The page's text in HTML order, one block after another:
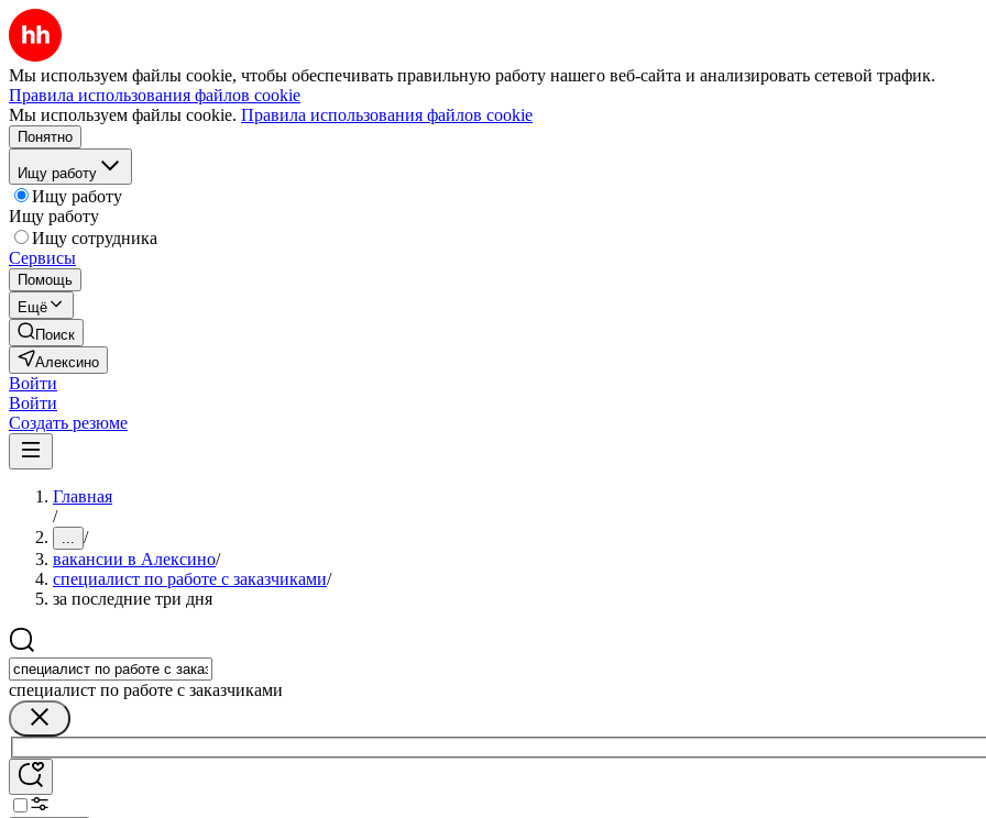
Мы используем файлы cookie, чтобы обеспечивать правильную работу нашего веб-сайта и анализировать сетевой трафик.
Правила использования файлов cookie
Мы используем файлы cookie. Правила использования файлов cookie
Понятно
Ищу работу
Ищу работу
Ищу работу
Ищу сотрудника
Сервисы
Помощь
Ещё
Поиск
Алексино
Войти
Войти
Создать резюме
Главная
/
... /
вакансии в Алексино/
специалист по работе с заказчиками/
за последние три дня
специалист по работе с заказчиками